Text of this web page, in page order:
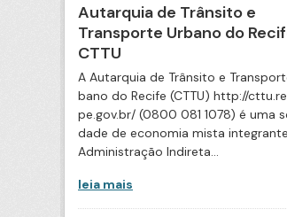
Autarquia de Trânsito e
Transporte Urbano do
CTTU
A Autarquia de Trânsito e
bano do Recife (CTTU) http://
pe.gov.br/ (0800 081 1078) é uma
dade de economia mista
Administração Indireta...
leia mais